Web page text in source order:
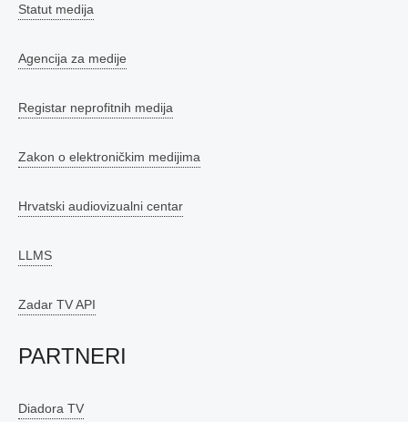
Statut medija
Agencija za medije
Registar neprofitnih medija
Zakon o elektroničkim medijima
Hrvatski audiovizualni centar
LLMS
Zadar TV API
PARTNERI
Diadora TV